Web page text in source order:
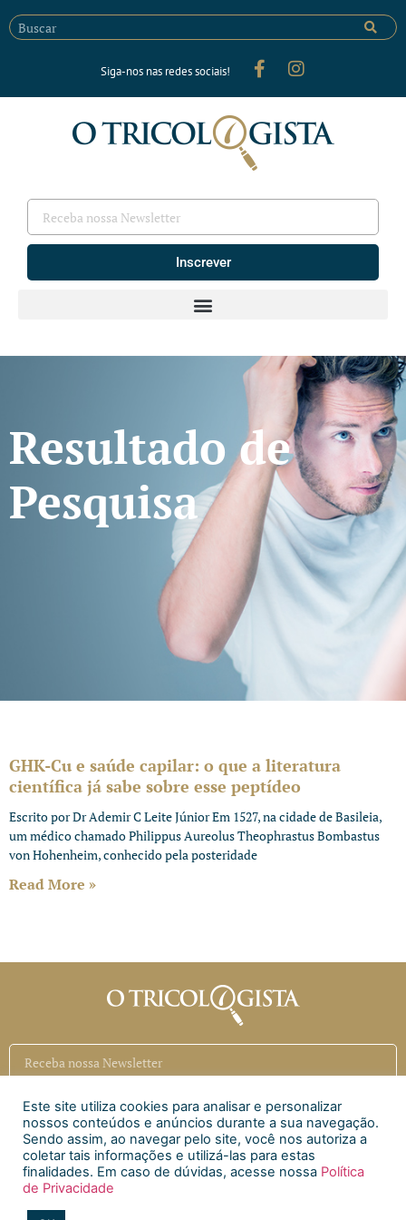
Siga-nos nas redes sociais!
Inscrever
Resultado de
Pesquisa
GHK-Cu e saúde capilar: o que a literatura
científica já sabe sobre esse peptídeo
Escrito por Dr Ademir C Leite Júnior Em 1527, na cidade de Basileia,
um médico chamado Philippus Aureolus Theophrastus Bombastus
von Hohenheim, conhecido pela posteridade
Read More »
Inscrever
Siga a CAECI
Siga a Clínica Htri
Este site utiliza cookies para analisar e personalizar
nossos conteúdos e anúncios durante a sua navegação.
Sendo assim, ao navegar pelo site, você nos autoriza a
coletar tais informações e utilizá-las para estas
finalidades. Em caso de dúvidas, acesse nossa Política
de Privacidade